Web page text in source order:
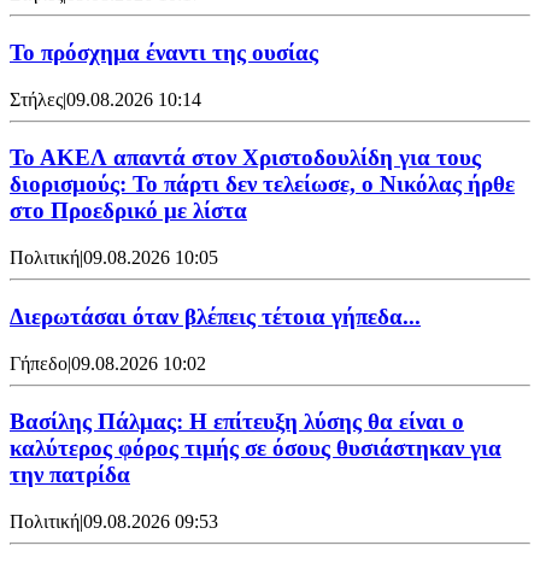
Το πρόσχημα έναντι της ουσίας
Στήλες|09.08.2026 10:14
Το ΑΚΕΛ απαντά στον Χριστοδουλίδη για τους
διορισμούς: Το πάρτι δεν τελείωσε, ο Νικόλας ήρθε
στο Προεδρικό με λίστα
Πολιτική|09.08.2026 10:05
Διερωτάσαι όταν βλέπεις τέτοια γήπεδα...
Γήπεδο|09.08.2026 10:02
Βασίλης Πάλμας: Η επίτευξη λύσης θα είναι ο
καλύτερος φόρος τιμής σε όσους θυσιάστηκαν για
την πατρίδα
Πολιτική|09.08.2026 09:53